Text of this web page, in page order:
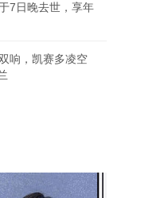
7日晚去世，享年
响，凯赛多凌空